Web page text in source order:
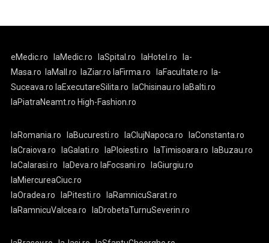
eMedic.ro laMedic.ro laSpital.ro laHotel.ro
la-
Masa.ro
laMall.ro laZiar.ro laFirma.ro laFacultate.ro
la-
Suceava.ro laExecutareSilita.ro laChisinau.ro laBalti.ro
laPiatraNeamt.ro High-Fashion.ro
laRomania.ro laBucuresti.ro laClujNapoca.ro
laConstanta.ro
laCraiova.ro
laGalati.ro laPloiesti.ro laTimisoara.ro
laBuzau.ro
laCalarasi.ro
laDeva.ro laFocsani.ro
laGiurgiu.ro
laMiercureaCiuc.ro
laOradea.ro
laPitesti.ro
laRamnicuSarat.ro
laRamnicuValcea.ro
laDrobetaTurnuSeverin.ro